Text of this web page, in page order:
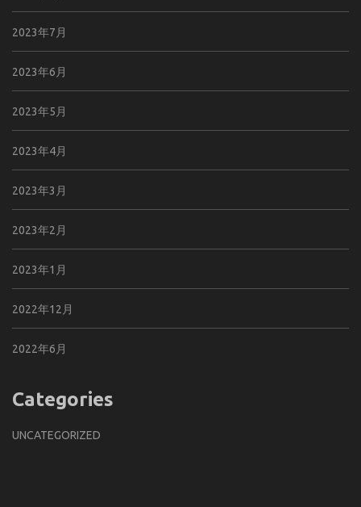
2023年7月
2023年6月
2023年5月
2023年4月
2023年3月
2023年2月
2023年1月
2022年12月
2022年6月
Categories
UNCATEGORIZED